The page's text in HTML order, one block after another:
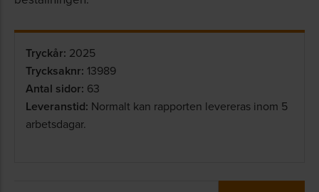
Tryckår: 2025
Trycksaknr: 13989
Antal sidor: 63
Leveranstid: Normalt kan rapporten levereras inom 5
arbetsdagar.